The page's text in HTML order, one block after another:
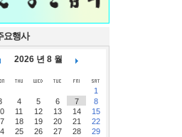
요행사
2026 년 8 월
1
4 5 6 7
8
11 12 13 14
15
18 19 20 21
22
25 26 27 28
29